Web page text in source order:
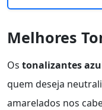
Melhores
Os tonalizantes
quem deseja
amarelados nos